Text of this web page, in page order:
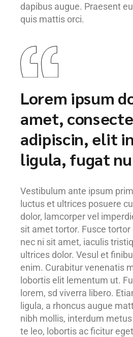
dapibus augue. Praesent
quis mattis orci.
Lorem ipsum
amet,
adipiscin, elit
ligula, fugat
Vestibulum ante ipsum
luctus et ultrices posuere
dolor, lamcorper vel
sit amet tortor. Fusce
nec ni sit amet, iaculis
ultrices dolor. Vesul et
enim. Curabitur venenatis
lobortis elit lementum ut.
lorem, sd viverra libero.
ligula, a rhoncus augue
nibh mollis, interdum
te leo, lobortis ac ficitur